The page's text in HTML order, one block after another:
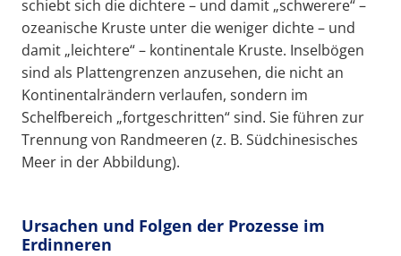
schiebt sich die dichtere – und damit „schwerere“ –
ozeanische Kruste unter die weniger dichte – und
damit „leichtere“ – kontinentale Kruste. Inselbögen
sind als Plattengrenzen anzusehen, die nicht an
Kontinentalrändern verlaufen, sondern im
Schelfbereich „fortgeschritten“ sind. Sie führen zur
Trennung von Randmeeren (z. B. Südchinesisches
Meer in der Abbildung).
Ursachen und Folgen der Prozesse im
Erdinneren